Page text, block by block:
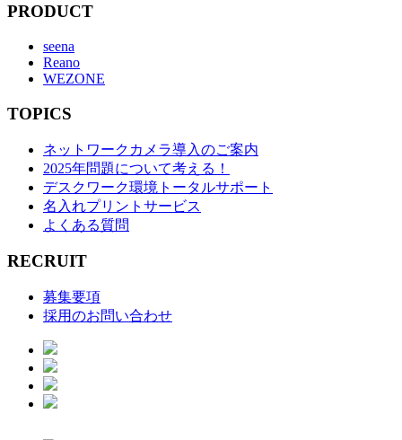
PRODUCT
seena
Reano
WEZONE
TOPICS
ネットワークカメラ導入のご案内
2025年問題について考える！
デスクワーク環境トータルサポート
名入れプリントサービス
よくある質問
RECRUIT
募集要項
採用のお問い合わせ